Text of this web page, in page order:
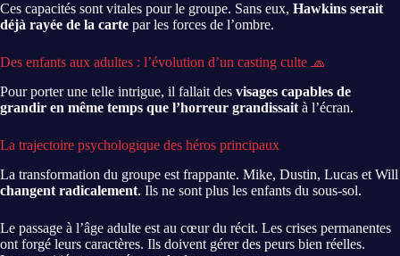
Ces capacités sont vitales pour le groupe. Sans eux, Hawkins serait
déjà rayée de la carte par les forces de l’ombre.
Des enfants aux adultes : l’évolution d’un casting culte 🧢
Pour porter une telle intrigue, il fallait des visages capables de
grandir en même temps que l’horreur grandissait à l’écran.
La trajectoire psychologique des héros principaux
La transformation du groupe est frappante. Mike, Dustin, Lucas et Will
changent radicalement. Ils ne sont plus les enfants du sous-sol.
Le passage à l’âge adulte est au cœur du récit. Les crises permanentes
ont forgé leurs caractères. Ils doivent gérer des peurs bien réelles.